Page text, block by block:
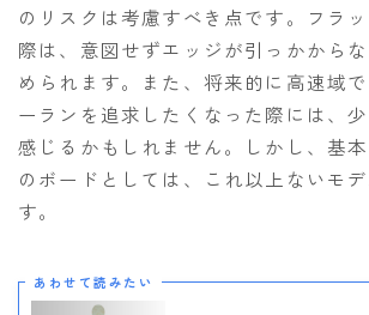
のリスクは考慮すべき点です。フラ
際は、意図せずエッジが引っかから
められます。また、将来的に高速域
ーランを追求したくなった際には、
感じるかもしれません。しかし、基
のボードとしては、これ以上ないモ
す。
あわせて読みたい